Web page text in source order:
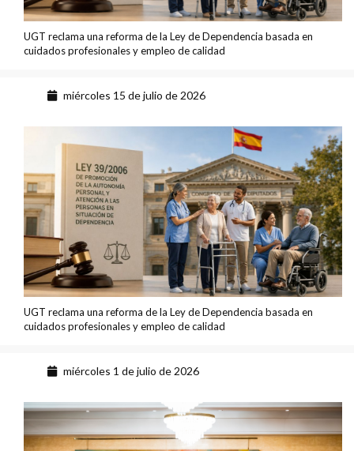
UGT reclama una reforma de la Ley de Dependencia basada en
cuidados profesionales y empleo de calidad
miércoles 15 de julio de 2026
UGT reclama una reforma de la Ley de Dependencia basada en
cuidados profesionales y empleo de calidad
miércoles 1 de julio de 2026